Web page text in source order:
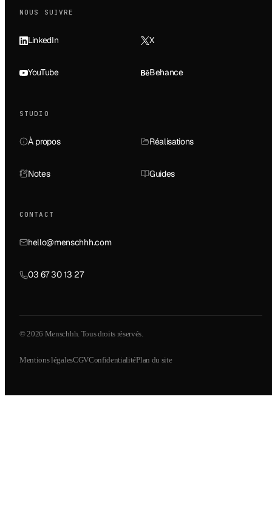
NOUS SUIVRE
LinkedIn X
YouTube Behance
STUDIO
À propos Réalisations
Notes Guides
CONTACT
hello@menschhh.com
03 67 30 13 27
© 2026 Menschhh. Tous droits réservés.
Mentions légalesCGVConfidentialitéPlan du site